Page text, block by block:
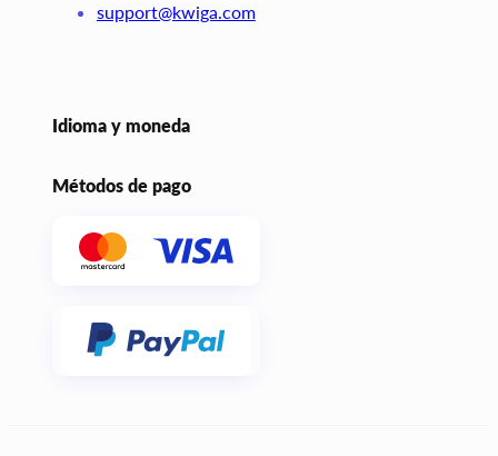
support@kwiga.com
Idioma y moneda
Métodos de pago